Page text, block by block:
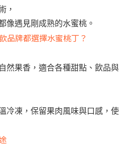
，
像遇見剛成熟的水蜜桃。
品牌都選擇水蜜桃丁？
然果香，適合各種甜點、飲品與
冷凍，保留果肉風味與口感，使